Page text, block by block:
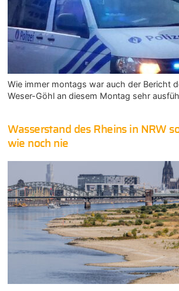
Wie immer montags war auch der Bericht
Weser-Göhl an diesem Montag sehr
Wasserstand des Rheins in NRW
wie noch nie